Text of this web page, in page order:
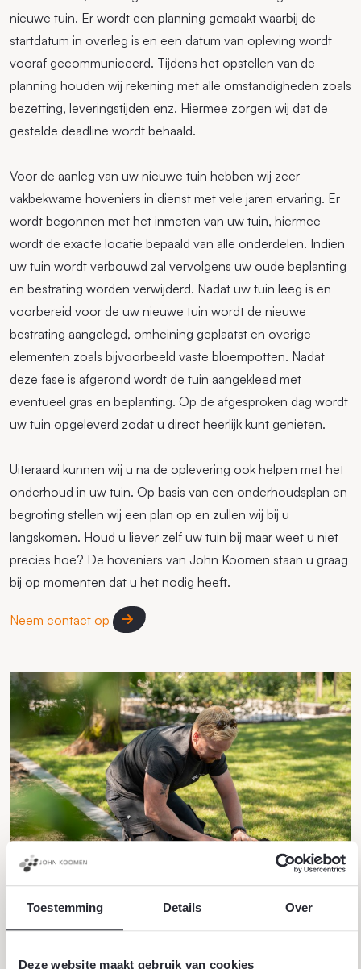
Toestemming Details Over
Deze website maakt gebruik van cookies
nieuwe tuin. Er wordt een planning gemaakt waarbij de
startdatum in overleg is en een datum van opleving wordt
vooraf gecommuniceerd. Tijdens het opstellen van de
planning houden wij rekening met alle omstandigheden zoals
bezetting, leveringstijden enz. Hiermee zorgen wij dat de
gestelde deadline wordt behaald.
Voor de aanleg van uw nieuwe tuin hebben wij zeer
vakbekwame hoveniers in dienst met vele jaren ervaring. Er
wordt begonnen met het inmeten van uw tuin, hiermee
wordt de exacte locatie bepaald van alle onderdelen. Indien
uw tuin wordt verbouwd zal vervolgens uw oude beplanting
en bestrating worden verwijderd. Nadat uw tuin leeg is en
voorbereid voor de uw nieuwe tuin wordt de nieuwe
bestrating aangelegd, omheining geplaatst en overige
elementen zoals bijvoorbeeld vaste bloempotten. Nadat
deze fase is afgerond wordt de tuin aangekleed met
eventueel gras en beplanting. Op de afgesproken dag wordt
uw tuin opgeleverd zodat u direct heerlijk kunt genieten.
Uiteraard kunnen wij u na de oplevering ook helpen met het
onderhoud in uw tuin. Op basis van een onderhoudsplan en
begroting stellen wij een plan op en zullen wij bij u
langskomen. Houd u liever zelf uw tuin bij maar weet u niet
precies hoe? De hoveniers van John Koomen staan u graag
bij op momenten dat u het nodig heeft.
Neem contact op